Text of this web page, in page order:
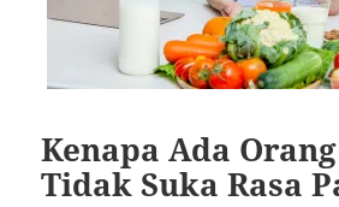
Kenapa Ada
Tidak Suka Rasa